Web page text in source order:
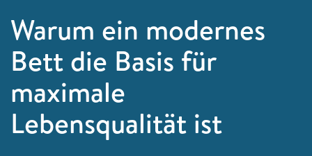
Warum ein modernes
Bett die Basis für
maximale
Lebensqualität ist